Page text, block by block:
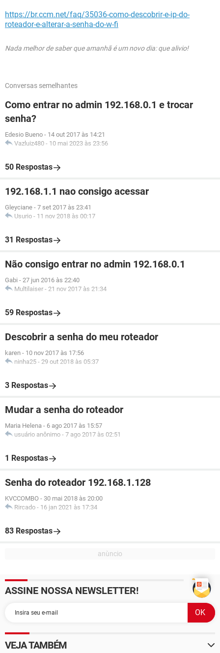
https://br.ccm.net/faq/35036-como-descobrir-e-ip-do-
roteador-e-alterar-a-senha-do-w-fi
Nada melhor de saber que amanhã é um novo dia: que alivio!
Conversas semelhantes
Como entrar no admin 192.168.0.1 e trocar
senha?
Edesio Bueno - 14 out 2017 às 14:21
Vazluiz480 - 10 mai 2023 às 23:56
50 Respostas
192.168.1.1 nao consigo acessar
Gleyciane - 7 set 2017 às 23:41
Usurio - 11 nov 2018 às 00:17
31 Respostas
Não consigo entrar no admin 192.168.0.1
Gabi - 27 jun 2016 às 22:40
Multilaiser - 21 nov 2017 às 21:34
59 Respostas
Descobrir a senha do meu roteador
karen - 10 nov 2017 às 17:56
ninha25 - 29 out 2018 às 05:37
3 Respostas
Mudar a senha do roteador
Maria Helena - 6 ago 2017 às 15:57
usuário anônimo - 7 ago 2017 às 02:51
1 Respostas
Senha do roteador 192.168.1.128
KVCCOMBO - 30 mai 2018 às 20:00
Rircado - 16 jan 2021 às 17:34
83 Respostas
ASSINE NOSSA NEWSLETTER!
VEJA TAMBÉM